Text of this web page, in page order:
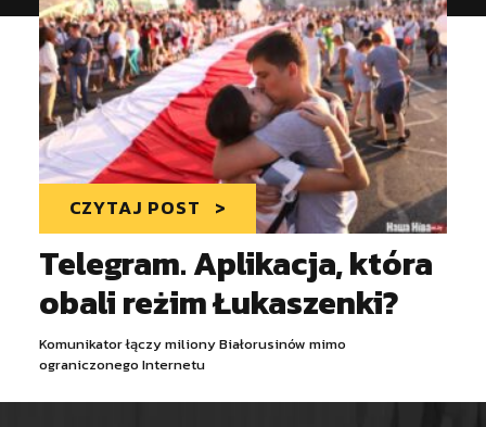
CZYTAJ POST
Telegram. Aplikacja, która
obali reżim Łukaszenki?
Komunikator łączy miliony Białorusinów mimo
ograniczonego Internetu